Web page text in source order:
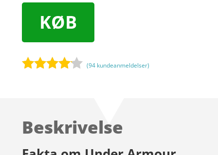
KØB
på
ømmels
(94 kundeanmeldelser)
Beskrivelse